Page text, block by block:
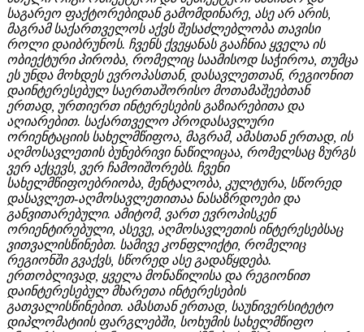
საგარეო ფაქტორებიდან გამომდინარე, ასე არ არის,
მაგრამ საქართველოს აქვს შესაძლებლობა თავისი
როლი დაიბრუნოს. ჩვენს ქვეყანას გააჩნია ყველა ის
ობიექტური პირობა, რომელიც საამისოდ საჭიროა, თუმცა
ეს უნდა მოხდეს ევროპასთან, დასავლეთთან, რეგიონით
დაინტერესებულ საერთაშორისო მოთამაშეებთან
ერთად, ურთიერთ ინტერესების გაზიარებითა და
აღიარებით. საქართველო პროდასავლური
ორიენტაციის სახელმწიფოა, მაგრამ, ამასთან ერთად, ის
აღმოსავლეთის ბუნებრივი ნაწილიცაა, რომელსაც ზურგს
ვერ აქცევს, ვერ ჩამოიშორებს. ჩვენი
სახელმწიფოებრიობა, მენტალობა, კულტურა, სწორედ
დასავლეთ-აღმოსავლეთითაა ნასაზრდოები და
განვითარებული. ამიტომ, ვართ ევროპისკენ
ორიენტირებული, ასევე, აღმოსავლეთის ინტერესებსაც
ვითვალისწინებთ. სამივე კონფლიქტი, რომელიც
რეგიონში გვაქვს, სწორედ ასე გადაწყდება.
ერთობლივად, ყველა მონაწილისა და რეგიონით
დაინტერესებულ მხარეთა ინტერესების
გათვალისწინებით. ამასთან ერთად, საუნივერსიტეტო
დიპლომატიის ფარგლებში, სოხუმის სახელმწიფო